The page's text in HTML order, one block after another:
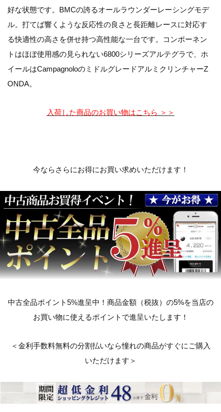
好な状態です。BMCの誇るオールラウンダーレーシングモデ
ル。打てば響くような反応性の良さと長距離レースに対応す
る快適性の高さを併せ持つ高性能な一台です。コンポーネン
トはほぼ使用感の見られない6800シリーズアルテグラで、ホ
イールはCampagnoloのミドルグレードアルミクリンチャーZ
ONDA。
入荷した商品のお買い物はこちら ＞＞
今ならさらにお得にお買い求めいただけます！
中古全品ポイント5%進呈中！商品金額（税抜）の5%を当店の
お買い物に使えるポイントで進呈いたします！
＜金利手数料無料の分割払いなら憧れの商品がすぐにご購入
いただけます＞